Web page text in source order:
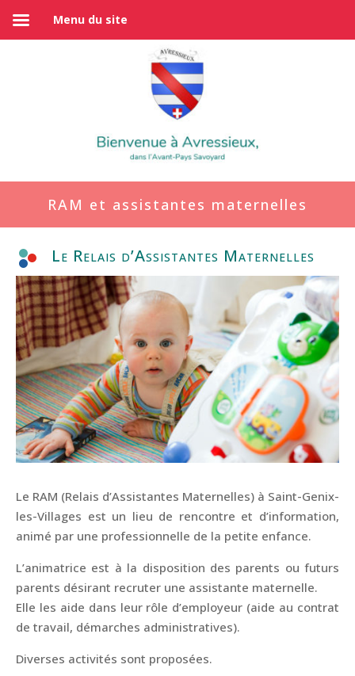
RAM et assistantes maternelles
Le Relais d’Assistantes Maternelles
Le RAM (Relais d’Assistantes Maternelles) à Saint-Genix-
les-Villages est un lieu de rencontre et d’information,
animé par une professionnelle de la petite enfance.
L’animatrice est à la disposition des parents ou futurs
parents désirant recruter une assistante maternelle.
Elle les aide dans leur rôle d’employeur (aide au contrat
de travail, démarches administratives).
Diverses activités sont proposées.
Menu du site